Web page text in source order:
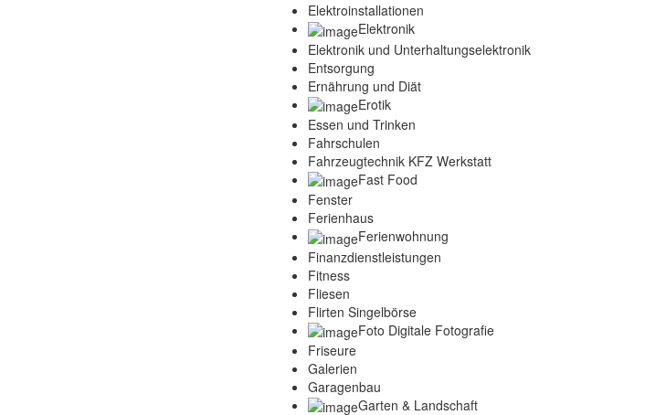
Elektroinstallationen
Elektronik
Elektronik und Unterhaltungselektronik
Entsorgung
Ernährung und Diät
Erotik
Essen und Trinken
Fahrschulen
Fahrzeugtechnik KFZ Werkstatt
Fast Food
Fenster
Ferienhaus
Ferienwohnung
Finanzdienstleistungen
Fitness
Fliesen
Flirten Singelbörse
Foto Digitale Fotografie
Friseure
Galerien
Garagenbau
Garten & Landschaft